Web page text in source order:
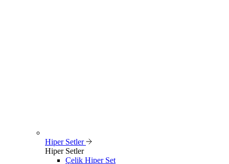
Hiper Setler
Hiper Setler
Çelik Hiper Set